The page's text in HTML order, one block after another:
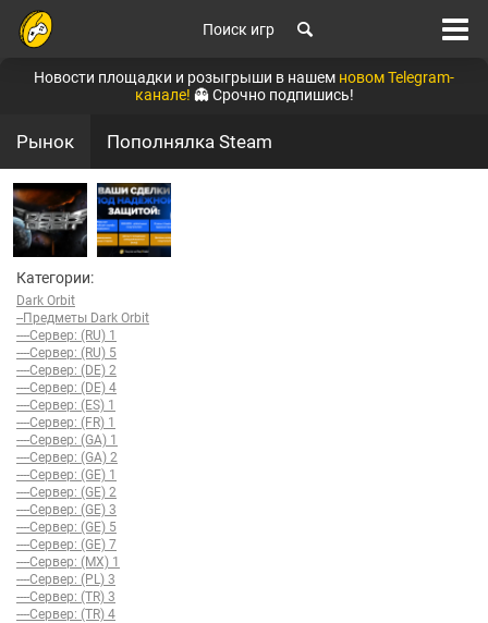
Поиск игр
Новости площадки и розыгрыши в нашем новом Telegram-
канале! 👻 Срочно подпишись!
Рынок Пополнялка Steam
Категории:
Dark Orbit
--Предметы Dark Orbit
----Сервер: (RU) 1
----Сервер: (RU) 5
----Сервер: (DE) 2
----Сервер: (DE) 4
----Сервер: (ES) 1
----Сервер: (FR) 1
----Сервер: (GA) 1
----Сервер: (GA) 2
----Сервер: (GE) 1
----Сервер: (GE) 2
----Сервер: (GE) 3
----Сервер: (GE) 5
----Сервер: (GE) 7
----Сервер: (MX) 1
----Сервер: (PL) 3
----Сервер: (TR) 3
----Сервер: (TR) 4